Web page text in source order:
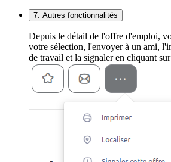
7. Autres fonctionnalités
Depuis le détail de l'offre d'emploi,
votre sélection, l'envoyer à un ami,
de travail et la signaler en cliquant